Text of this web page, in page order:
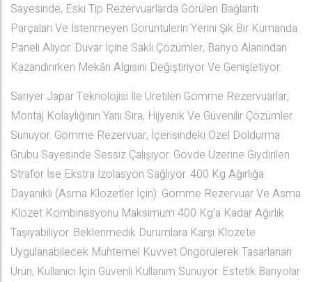
Sayesinde, Eski Tip Rezervuarlarda Görülen Bağlantı
Parçaları Ve İstenmeyen Görüntülerin Yerini Şık Bir Kumanda
Paneli Alıyor. Duvar İçine Saklı Çözümler, Banyo Alanından
Kazandırırken Mekân Algısını Değiştiriyor Ve Genişletiyor.
Sarıyer Japar Teknolojisi İle Üretilen Gömme Rezervuarlar,
Montaj Kolaylığının Yanı Sıra, Hijyenik Ve Güvenilir Çözümler
Sunuyor. Gömme Rezervuar, İçerisindeki Özel Doldurma
Grubu Sayesinde Sessiz Çalışıyor. Gövde Üzerine Giydirilen
Strafor İse Ekstra İzolasyon Sağlıyor. 400 Kg Ağırlığa
Dayanıklı (Asma Klozetler İçin): Gömme Rezervuar Ve Asma
Klozet Kombinasyonu Maksimum 400 Kg’a Kadar Ağırlık
Taşıyabiliyor. Beklenmedik Durumlara Karşı Klozete
Uygulanabilecek Muhtemel Kuvvet Öngörülerek Tasarlanan
Ürün, Kullanıcı İçin Güvenli Kullanım Sunuyor. Estetik Banyolar